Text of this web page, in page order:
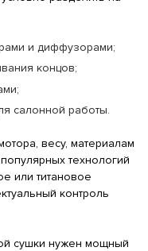
и диффузорами;
концов;
салонной работы.
весу, материалам
технологий
или титановое
контроль
сушки нужен мощный